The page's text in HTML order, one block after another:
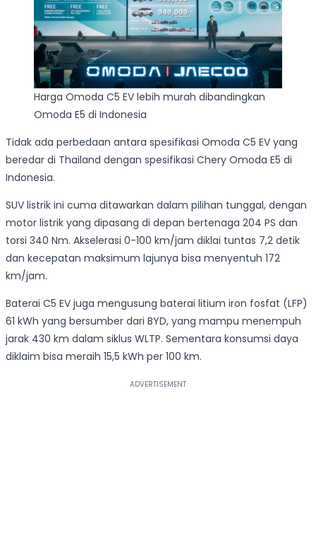
Harga Omoda C5 EV lebih murah dibandingkan
Omoda E5 di Indonesia
Tidak ada perbedaan antara spesifikasi Omoda C5 EV yang
beredar di Thailand dengan spesifikasi Chery Omoda E5 di
Indonesia.
SUV listrik ini cuma ditawarkan dalam pilihan tunggal, dengan
motor listrik yang dipasang di depan bertenaga 204 PS dan
torsi 340 Nm. Akselerasi 0-100 km/jam diklai tuntas 7,2 detik
dan kecepatan maksimum lajunya bisa menyentuh 172
km/jam.
Baterai C5 EV juga mengusung baterai litium iron fosfat (LFP)
61 kWh yang bersumber dari BYD, yang mampu menempuh
jarak 430 km dalam siklus WLTP. Sementara konsumsi daya
diklaim bisa meraih 15,5 kWh per 100 km.